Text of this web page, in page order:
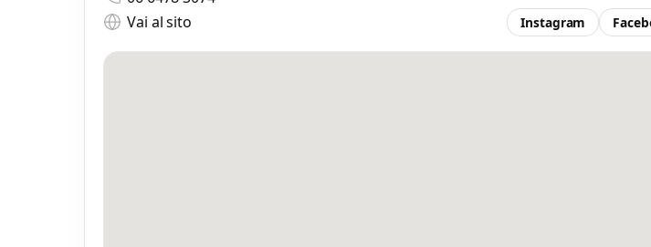
Vai al sito
Instagram
Invia un messaggio
tramite